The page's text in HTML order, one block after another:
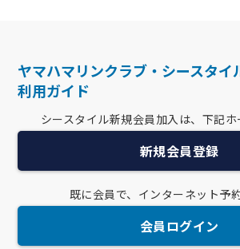
オーナー専用ログイン
ヤマハマリンクラブ・シースタ
利用ガイド
シースタイル新規会員加入は、 下記ホ
新規会員登録
既に会員で、 インターネット予
会員ログイン